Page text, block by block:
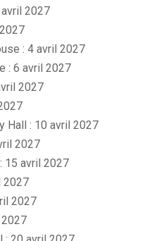
2027
: 4 avril 2027
: 6 avril 2027
2027
Hall : 10 avril 2027
2027
15 avril 2027
2027
2027